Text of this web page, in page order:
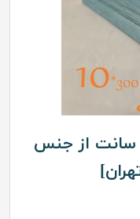
قرنیز مدرن فیروزه ای تیره 10 سانت از جنس